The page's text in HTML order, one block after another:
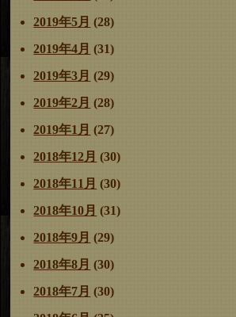
2019年5月 (28)
2019年4月 (31)
2019年3月 (29)
2019年2月 (28)
2019年1月 (27)
2018年12月 (30)
2018年11月 (30)
2018年10月 (31)
2018年9月 (29)
2018年8月 (30)
2018年7月 (30)